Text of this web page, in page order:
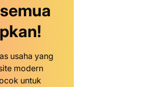
usaha yang
modern
untuk